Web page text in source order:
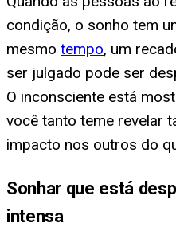
condição, o sonho tem
mesmo tempo, um
ser julgado pode ser
O inconsciente está
você tanto teme revelar
impacto nos outros do
Sonhar que está
intensa